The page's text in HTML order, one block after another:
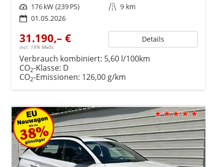
Leistung 176 kW (239 PS) Kilometerstand 9 km
01.05.2026
31.190,– €
incl. 19% MwSt.
Details
Verbrauch kombiniert: 5,60 l/100km
CO2-Klasse: D
CO2-Emissionen: 126,00 g/km